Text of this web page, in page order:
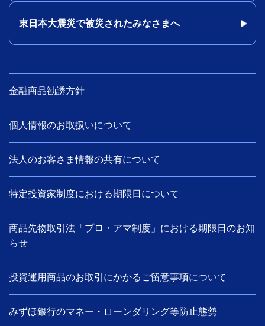
東日本大震災で被災されたみなさまへ
金融商品勧誘方針
個人情報のお取扱いについて
法人のお客さま情報の共有について
特定投資家制度における期限日について
商品先物取引法「プロ・アマ制度」における期限日のお知
らせ
投資運用商品のお取引にかかるご留意事項について
みずほ銀行のマネー・ローンダリング等防止態勢